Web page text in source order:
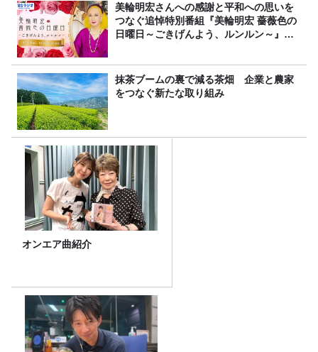
美輪明宏さんへの感謝と平和への思いを
つなぐ追悼特別番組『美輪明宏 薔薇色の
日曜日～ごきげんよう、ルンルン～』
抹茶ブームの裏で減る茶畑 企業と農家
をつなぐ新たな取り組み
オンエア曲紹介